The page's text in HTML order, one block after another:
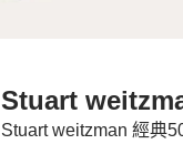
Stuart weitzman 經典
Stuart